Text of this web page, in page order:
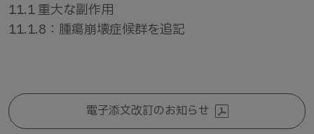
11.1 重大な副作用
11.1.8：腫瘍崩壊症候群を追記
電子添文改訂のお知らせ